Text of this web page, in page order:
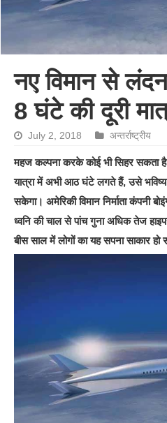
नए विमान से
8 घंटे की दूरी
July 2, 2018 अन्तर्राष्ट्रीय
महज कल्पना करके कोई भी सिहर सकता
यात्रा में अभी आठ घंटे लगते हैं, उसे भविष्य
सकेगा। अमेरिकी विमान निर्माता कंपनी
ध्वनि की चाल से पांच गुना अधिक तेज
बीस साल में लोगों का यह सपना साकार हो